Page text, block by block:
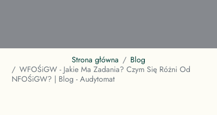
Strona główna
Blog
WFOŚiGW - Jakie Ma Zadania? Czym Się Różni Od
NFOŚiGW? | Blog - Audytomat